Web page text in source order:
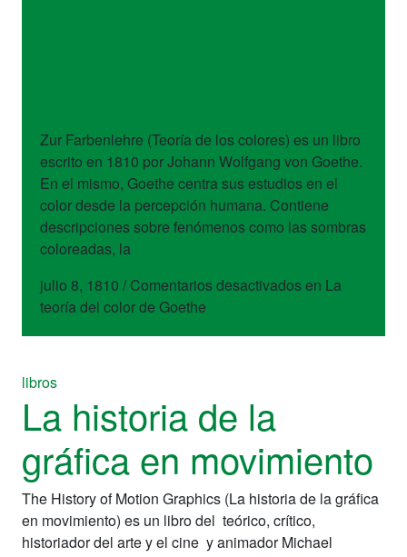
Zur Farbenlehre (Teoría de los colores) es un libro
escrito en 1810 por Johann Wolfgang von Goethe.
En el mismo, Goethe centra sus estudios en el
color desde la percepción humana. Contiene
descripciones sobre fenómenos como las sombras
coloreadas, la
julio 8, 1810 / Comentarios desactivadosen La
teoría del color de Goethe
libros
La historia de la
gráfica en movimiento
The History of Motion Graphics (La historia de la gráfica
en movimiento) es un libro del teórico, crítico,
historiador del arte y el cine y animador Michael